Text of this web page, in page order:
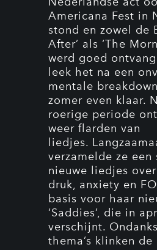
Americana Fest in
stond en zowel de
After’ als ‘The
werd goed
leek het na een
mentale
zomer even klaar.
roerige periode
weer flarden van
liedjes.
verzamelde ze een
nieuwe liedjes
druk, anxiety en
basis voor haar
‘Saddies’, die in
verschijnt.
thema’s klinken